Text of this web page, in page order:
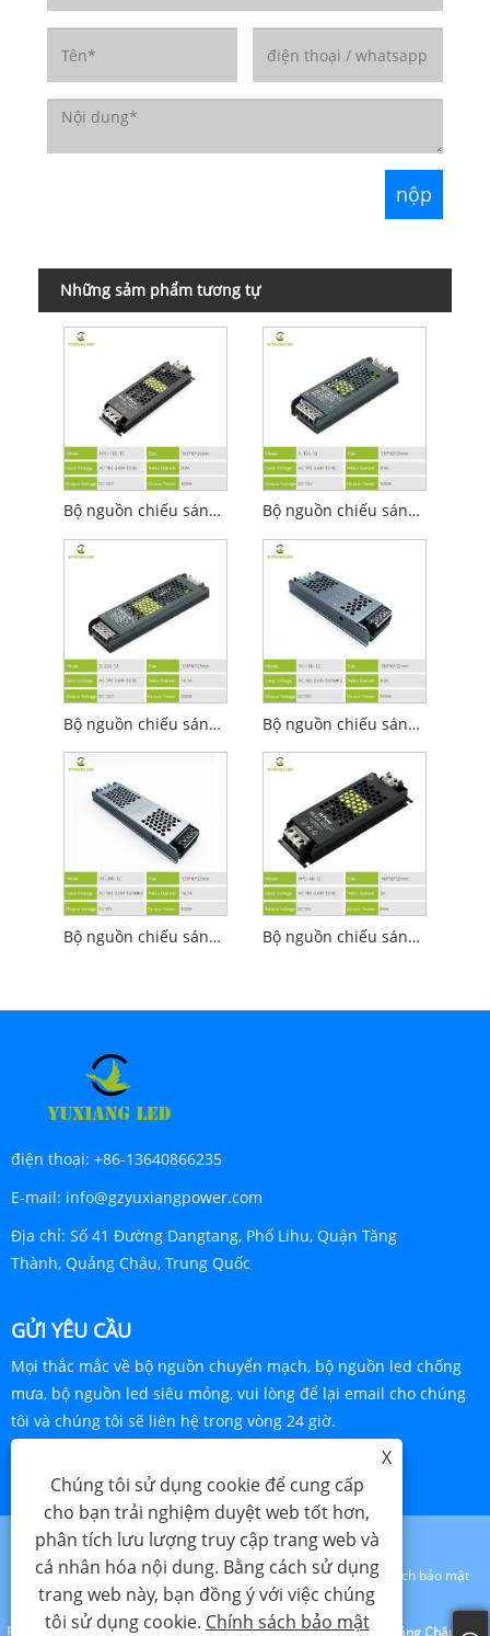
Những sảm phẩm tương tự
Bộ nguồn chiếu sáng tuyến tính Led 12v 100w Bộ nguồn chiếu sáng tuyến tính Led 12v 100w thời trang
Bộ nguồn chiếu sáng tuyến tính tiết kiệm năng lượng Led 12v 100w Bộ nguồn chiếu sáng tuyến tính phong cách 12V 100W
Bộ nguồn chiếu sáng tuyến tính Led 12v 200w thời trang Bộ nguồn chiếu sáng tuyến tính bán keo 12v 60w
điện thoại: +86-13640866235
E-mail: info@gzyuxiangpower.com
Địa chỉ: Số 41 Đường Dangtang, Phố Lihu, Quận Tăng
Thành, Quảng Châu, Trung Quốc
GỬI YÊU CẦU
Mọi thắc mắc về bộ nguồn chuyển mạch, bộ nguồn led chống
mưa, bộ nguồn led siêu mỏng, vui lòng để lại email cho chúng
tôi và chúng tôi sẽ liên hệ trong vòng 24 giờ.
Links Sitemap RSS XML Chính sách bảo mật
X
Chúng tôi sử dụng cookie để cung cấp
cho bạn trải nghiệm duyệt web tốt hơn,
phân tích lưu lượng truy cập trang web và
cá nhân hóa nội dung. Bằng cách sử dụng
trang web này, bạn đồng ý với việc chúng
tôi sử dụng cookie. Chính sách bảo mật